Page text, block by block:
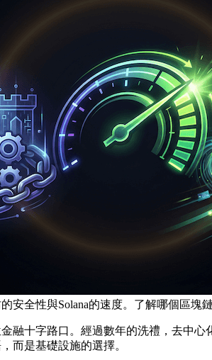
安全性與Solana的速度。了解哪個區塊
融十字路口。經過數年的洗禮，去中
而是基礎設施的選擇。